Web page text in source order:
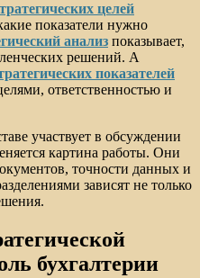
целей
показатели нужно
анализ показывает,
решений. А
показателей
ответственностью и
участвует в обсуждении
картина работы. Они
точности данных и
зависят не только
бухгалтерии